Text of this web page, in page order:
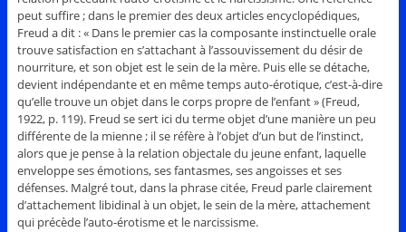
peut suffire ; dans le premier des deux articles encyclopédiques,
Freud a dit : « Dans le premier cas la composante instinctuelle orale
trouve satisfaction en s’attachant à l’assouvissement du désir de
nourriture, et son objet est le sein de la mère. Puis elle se détache,
devient indépendante et en même temps auto-érotique, c’est-à-dire
qu’elle trouve un objet dans le corps propre de l’enfant » (Freud,
1922, p. 119). Freud se sert ici du terme objet d’une manière un peu
différente de la mienne ; il se réfère à l’objet d’un but de l’instinct,
alors que je pense à la relation objectale du jeune enfant, laquelle
enveloppe ses émotions, ses fantasmes, ses angoisses et ses
défenses. Malgré tout, dans la phrase citée, Freud parle clairement
d’attachement libidinal à un objet, le sein de la mère, attachement
qui précède l’auto-érotisme et le narcissisme.